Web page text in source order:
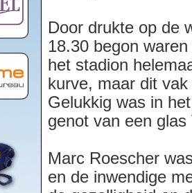
Door drukte op de
18.30 begon
het stadion
kurve, maar dit
Gelukkig was in
genot van een
Marc Roescher
en de inwendige